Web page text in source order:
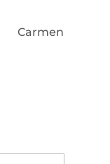
Carmen